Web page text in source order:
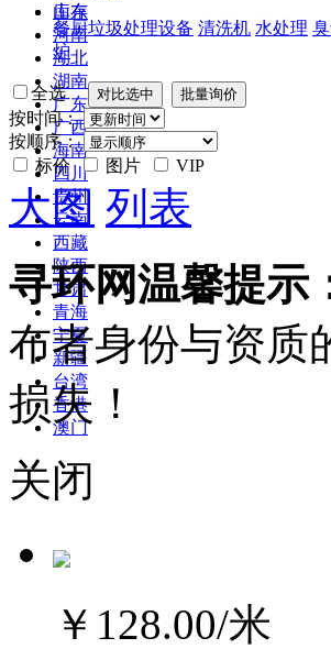
山东
河南
湖北
湖南
广东
广西
海南
四川
贵州
云南
西藏
陕西
甘肃
青海
宁夏
新疆
台湾
香港
澳门
库存
餐厨垃圾处理设备 清洗机 水处理
炉
全选
按时间：
按顺序：
标价
图片 VIP
大图 列表
寻环网温馨提示
布者身份与资质
损失！
关闭
￥128.00/米